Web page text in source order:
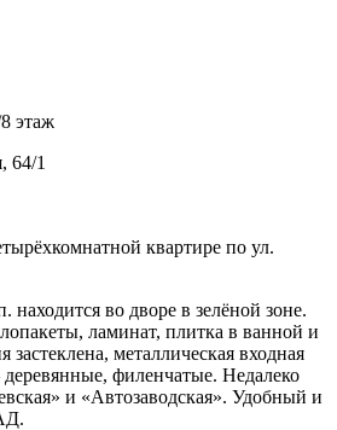
этаж
64/1
квартире по ул.
находится во дворе в зелёной зоне.
ламинат, плитка в ванной и
застеклена, металлическая входная
филенчатые. Недалеко
и «Автозаводская». Удобный и